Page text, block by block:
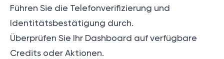
Führen Sie die Telefonverifizierung und
Identitätsbestätigung durch.
Überprüfen Sie Ihr Dashboard auf verfügbare
Credits oder Aktionen.